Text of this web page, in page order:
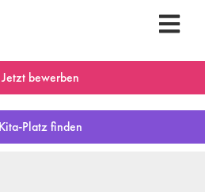
Jetzt bewerben
Kita-Platz finden